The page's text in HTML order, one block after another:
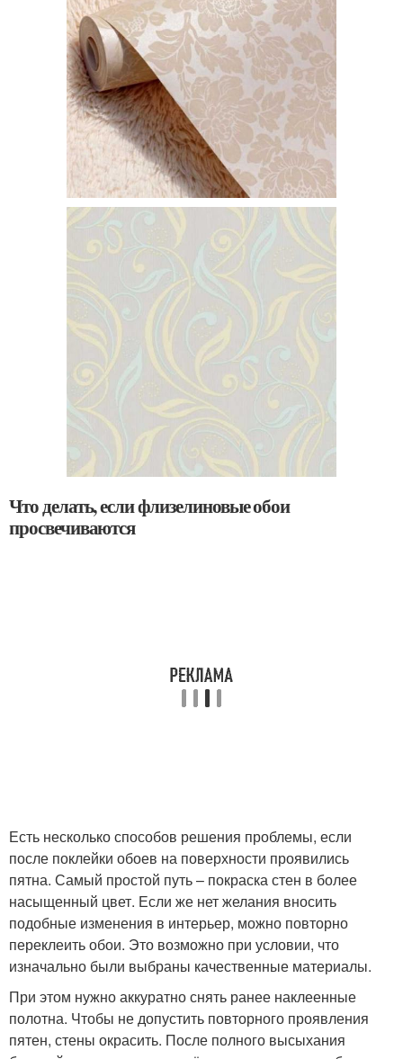
Что делать, если флизелиновые обои
просвечиваются
Есть несколько способов решения проблемы, если
после поклейки обоев на поверхности проявились
пятна. Самый простой путь – покраска стен в более
насыщенный цвет. Если же нет желания вносить
подобные изменения в интерьер, можно повторно
переклеить обои. Это возможно при условии, что
изначально были выбраны качественные материалы.
При этом нужно аккуратно снять ранее наклеенные
полотна. Чтобы не допустить повторного проявления
пятен, стены окрасить. После полного высыхания